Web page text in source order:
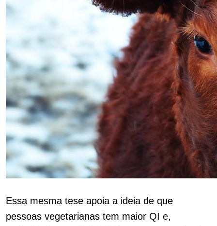
Essa mesma tese apoia a ideia de que
pessoas vegetarianas tem maior QI e,